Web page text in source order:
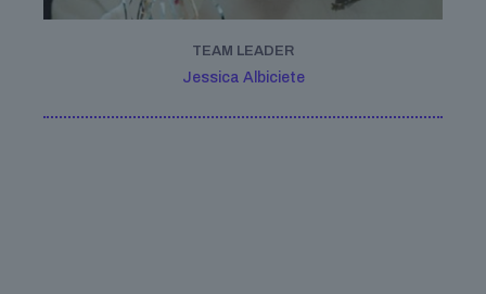
TEAM LEADER
Jessica Albiciete